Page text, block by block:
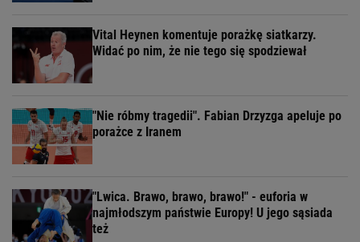
Vital Heynen komentuje porażkę siatkarzy.
Widać po nim, że nie tego się spodziewał
"Nie róbmy tragedii". Fabian Drzyzga apeluje po
porażce z Iranem
"Lwica. Brawo, brawo, brawo!" - euforia w
najmłodszym państwie Europy! U jego sąsiada
też